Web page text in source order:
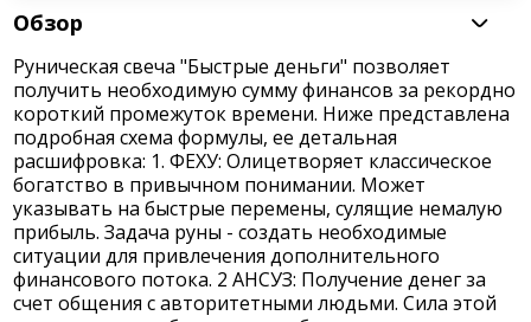
Обзор
Руническая свеча "Быстрые деньги" позволяет
получить необходимую сумму финансов за рекордно
короткий промежуток времени. Ниже представлена
подробная схема формулы, ее детальная
расшифровка: 1. ФЕХУ: Олицетворяет классическое
богатство в привычном понимании. Может
указывать на быстрые перемены, сулящие немалую
прибыль. Задача руны - создать необходимые
ситуации для привлечения дополнительного
финансового потока. 2 АНСУЗ: Получение денег за
счет общения с авторитетными людьми. Сила этой